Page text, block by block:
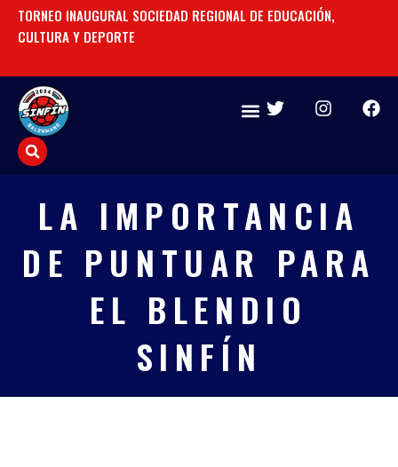
TORNEO INAUGURAL SOCIEDAD REGIONAL DE EDUCACIÓN,
CULTURA Y DEPORTE
T
t
r
I
a
a
m
F
b
LA IMPORTANCIA
DE PUNTUAR PARA
EL BLENDIO
SINFÍN